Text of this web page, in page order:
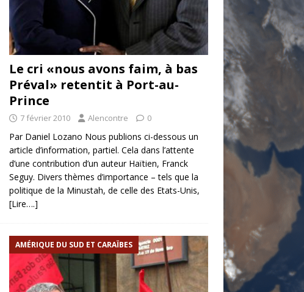
Le cri «nous avons faim, à bas
Préval» retentit à Port-au-
Prince
7 février 2010 Alencontre 0
Par Daniel Lozano Nous publions ci-dessous un
article d’information, partiel. Cela dans l’attente
d’une contribution d’un auteur Haïtien, Franck
Seguy. Divers thèmes d’importance – tels que la
politique de la Minustah, de celle des Etats-Unis,
[Lire….]
AMÉRIQUE DU SUD ET CARAÏBES